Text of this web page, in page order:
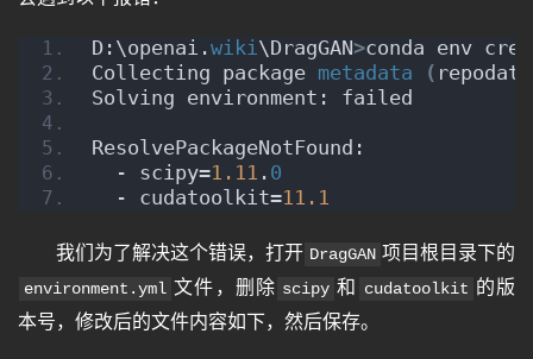
D:\openai.wiki\DragGAN>conda env
Collecting package metadata (
Solving environment: failed
ResolvePackageNotFound:
  - scipy=
1.11 . 0
  - cudatoolkit=
11.1
我们为了解决这个错误，打开 DragGAN 项目根目录下的
environment.yml 文件，删除 scipy 和 cudatoolkit 的版
本号，修改后的文件内容如下，然后保存。